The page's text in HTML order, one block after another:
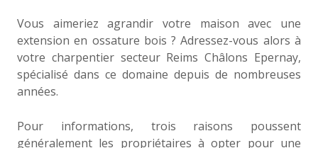
Vous aimeriez agrandir votre maison avec une
extension en ossature bois ? Adressez-vous alors à
votre charpentier secteur Reims Châlons Epernay,
spécialisé dans ce domaine depuis de nombreuses
années.
Pour informations, trois raisons poussent
généralement les propriétaires à opter pour une